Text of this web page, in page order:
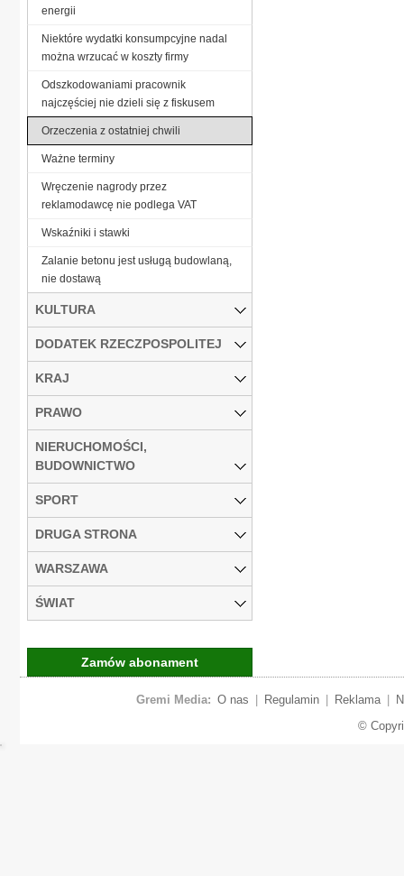
energii
Niektóre wydatki konsumpcyjne nadal
można wrzucać w koszty firmy
Odszkodowaniami pracownik
najczęściej nie dzieli się z fiskusem
Orzeczenia z ostatniej chwili
Ważne terminy
Wręczenie nagrody przez
reklamodawcę nie podlega VAT
Wskaźniki i stawki
Zalanie betonu jest usługą budowlaną,
nie dostawą
KULTURA
DODATEK RZECZPOSPOLITEJ
KRAJ
PRAWO
NIERUCHOMOŚCI,
BUDOWNICTWO
SPORT
DRUGA STRONA
WARSZAWA
ŚWIAT
Zamów abonament
Gremi Media: O nas Regulamin Reklama
©